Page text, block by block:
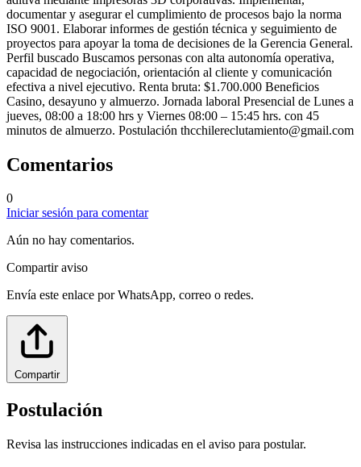
documentar y asegurar el cumplimiento de procesos bajo la norma
ISO 9001. Elaborar informes de gestión técnica y seguimiento de
proyectos para apoyar la toma de decisiones de la Gerencia General.
Perfil buscado Buscamos personas con alta autonomía operativa,
capacidad de negociación, orientación al cliente y comunicación
efectiva a nivel ejecutivo. Renta bruta: $1.700.000 Beneficios
Casino, desayuno y almuerzo. Jornada laboral Presencial de Lunes a
jueves, 08:00 a 18:00 hrs y Viernes 08:00 – 15:45 hrs. con 45
minutos de almuerzo. Postulación thcchilereclutamiento@gmail.com
Comentarios
0
Iniciar sesión para comentar
Aún no hay comentarios.
Compartir aviso
Envía este enlace por WhatsApp, correo o redes.
Compartir
Postulación
Revisa las instrucciones indicadas en el aviso para postular.